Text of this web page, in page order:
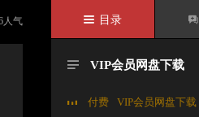
人气  目录 
 VIP会员网盘下载
付费 VIP会员网盘下载